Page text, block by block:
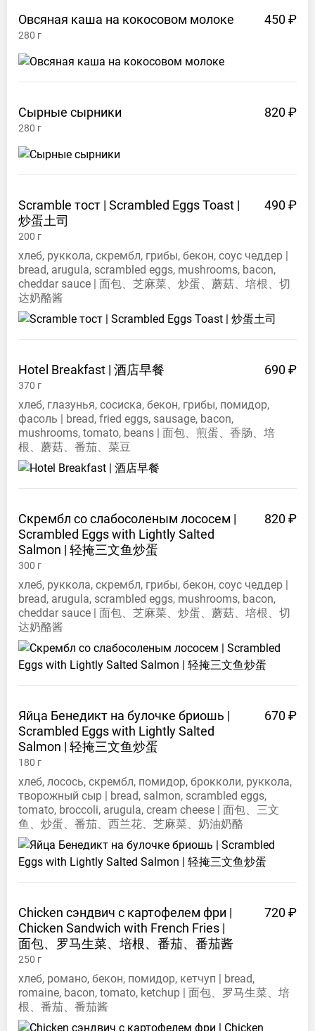
nanecake.vl
nanecakevl
89242471706
Овсяная каша на кокосовом молоке 450 ₽
280 г
Сырные сырники 820 ₽
280 г
Scramble тост | Scrambled Eggs Toast |
炒蛋土司
490 ₽
200 г
хлеб, руккола, скрембл, грибы, бекон, соус чеддер |
bread, arugula, scrambled eggs, mushrooms, bacon,
cheddar sauce | 面包、芝麻菜、炒蛋、蘑菇、培根、切
达奶酪酱
Hotel Breakfast | 酒店早餐 690 ₽
370 г
хлеб, глазунья, сосиска, бекон, грибы, помидор,
фасоль | bread, fried eggs, sausage, bacon,
mushrooms, tomato, beans | 面包、煎蛋、香肠、培
根、蘑菇、番茄、菜豆
Скрембл со слабосоленым лососем |
Scrambled Eggs with Lightly Salted
Salmon | 轻掩三文鱼炒蛋
820 ₽
300 г
хлеб, руккола, скрембл, грибы, бекон, соус чеддер |
bread, arugula, scrambled eggs, mushrooms, bacon,
cheddar sauce | 面包、芝麻菜、炒蛋、蘑菇、培根、切
达奶酪酱
Яйца Бенедикт на булочке бриошь |
Scrambled Eggs with Lightly Salted
Salmon | 轻掩三文鱼炒蛋
670 ₽
180 г
хлеб, лосось, скрембл, помидор, брокколи, руккола,
творожный сыр | bread, salmon, scrambled eggs,
tomato, broccoli, arugula, cream cheese | 面包、三文
鱼、炒蛋、番茄、西兰花、芝麻菜、奶油奶酪
Chicken сэндвич с картофелем фри |
Chicken Sandwich with French Fries |
面包、罗马生菜、培根、番茄、番茄酱
720 ₽
250 г
хлеб, романо, бекон, помидор, кетчуп | bread,
romaine, bacon, tomato, ketchup | 面包、罗马生菜、培
根、番茄、番茄酱